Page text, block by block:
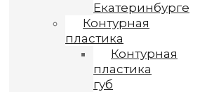
Екатеринбурге
Контурная
пластика
Контурная
пластика
губ